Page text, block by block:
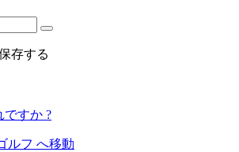
存する
ですか ?
ルフ へ移動